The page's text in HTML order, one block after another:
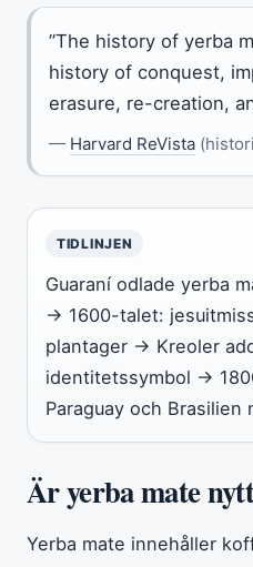
”The history of yerba
history of conquest,
erasure, re-creation,
— Harvard ReVista
TIDLINJEN
Guaraní odlade yerba
→ 1600-talet:
plantager → Kreoler
identitetssymbol →
Paraguay och Brasilien
Är yerba mate
Yerba mate innehåller